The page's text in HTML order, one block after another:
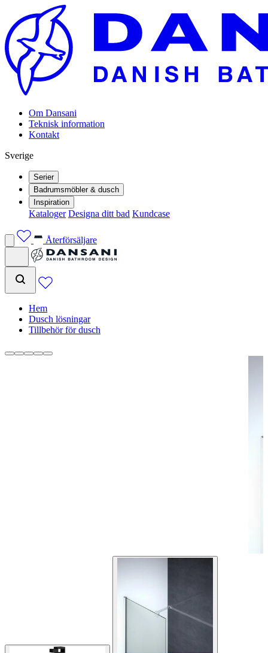
Om Dansani
Teknisk information
Kontakt
Sverige
Serier
Badrumsmöbler & dusch
Inspiration
Kataloger Designa ditt bad Kundcase
Återförsäljare
Hem
Dusch lösningar
Tillbehör för dusch